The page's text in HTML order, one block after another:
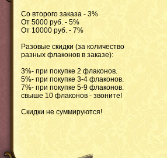
Со второго заказа - 3%
От 5000 руб. - 5%
От 10000 руб. - 7%
Разовые скидки (за количество
разных флаконов в заказе):
3%- при покупке 2 флаконов.
5%- при покупке 3-4 флаконов.
7%- при покупке 5-9 флаконов.
свыше 10 флаконов - звоните!
Скидки не суммируются!